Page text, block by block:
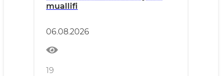
muallifi
06.08.2026
19